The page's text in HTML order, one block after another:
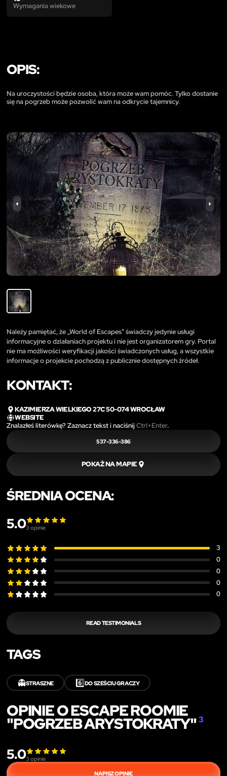
Wymagania wiekowe
OPIS:
Na uroczystości będzie osoba, która może wam pomóc. Tylko dostanie
się na pogrzeb może pozwolić wam na odkrycie tajemnicy.
Należy pamiętać, że „World of Escapes” świadczy jedynie usługi
informacyjne o działaniach projektu i nie jest organizatorem gry. Portal
nie ma możliwości weryfikacji jakości świadczonych usług, a wszystkie
informacje o projekcie pochodzą z publicznie dostępnych źródeł.
KONTAKT:
KAZIMIERZA WIELKIEGO 27C 50-074 WROCŁAW
WEBSITE
Znalazłeś literówkę? Zaznacz tekst i naciśnijCtrl+Enter.
537-336-386
POKAŻ NA MAPIE
ŚREDNIA OCENA:
5.03 opinie
3
0
0
0
0
READ TESTIMONIALS
TAGS
👻STRASZNE 6️⃣DO SZEŚCIU GRACZY
OPINIE O ESCAPE ROOMIE
"POGRZEB ARYSTOKRATY"3
5.03 opinie
NAPISZ OPINIĘ